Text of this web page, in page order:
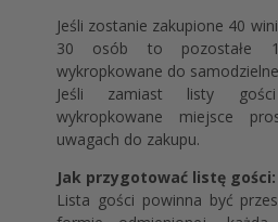
Jeśli zostanie zakupione 40
30 osób to pozostałe
wykropkowane do
Jeśli zamiast listy
wykropkowane miejsce
uwagach do zakupu.
Jak przygotować listę gości:
Lista gości powinna być